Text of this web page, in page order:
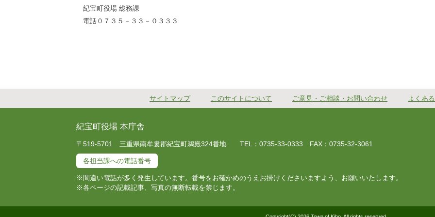
紀宝町役場 総務課
電話０７３５－３３－０３３３
サイトマップ このサイトについて ご意見・ご相談・お問い合わせ よくあ
紀宝町役場 本庁舎
〒519-5701 三重県南牟婁郡紀宝町鵜殿324番地 TEL：0735-33-0333 FAX：0735-32-3061
各担当課への電話番号
※間違い電話が多く発生しています。番号をお確かめのうえお掛けくださいますよう、お願いいたします。
※各ページの記載記事、写真の無断転載を禁じます。